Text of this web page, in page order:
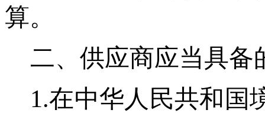
算。
二、供应商应当具备
1.在中华人民共和国